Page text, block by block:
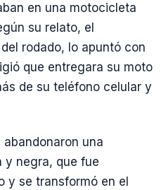
en una motocicleta
su relato, el
rodado, lo apuntó con
que entregara su moto
de su teléfono celular y
una
y negra, que fue
y se transformó en el